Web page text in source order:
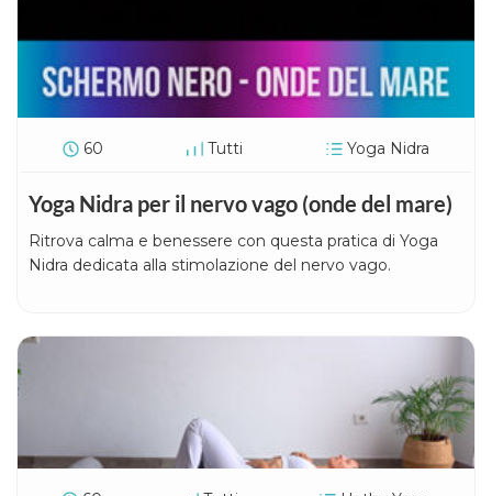
60 Tutti Yoga Nidra
Yoga Nidra per il nervo vago (onde del mare)
Ritrova calma e benessere con questa pratica di Yoga
Nidra dedicata alla stimolazione del nervo vago.